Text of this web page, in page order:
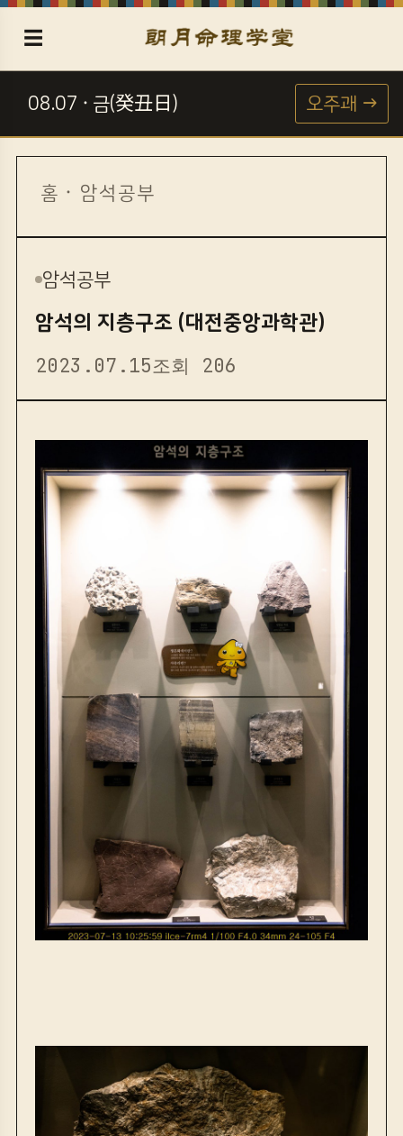
☰
08.07 · 금(癸丑日) 오주괘 →
홈 · 암석공부
암석공부
암석의 지층구조 (대전중앙과학관)
2023.07.15조회 206